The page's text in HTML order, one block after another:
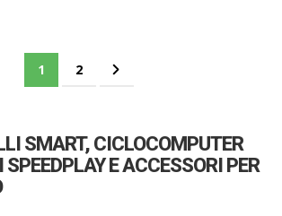
Attualmente stai leggendo la pagina
1 Pagina
2 Pagina
Successivo
SMART, CICLOCOMPUTER
E ACCESSORI PER